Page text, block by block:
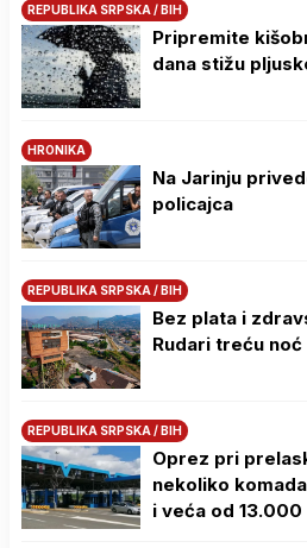
REPUBLIKA SRPSKA / BIH
Pripremite
dana stižu
HRONIKA
Na Јarinju
policajca
REPUBLIKA SRPSKA / BIH
Bez plata i
Rudari treću
REPUBLIKA SRPSKA / BIH
Oprez pri
nekoliko
i veća od